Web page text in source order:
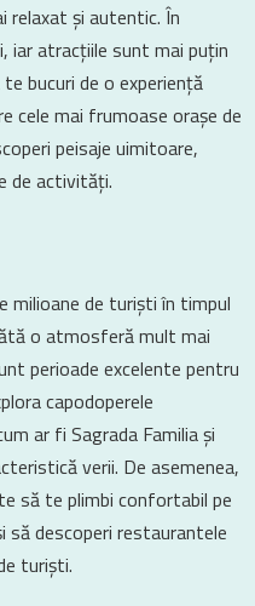
relaxat și autentic. În
iar atracțiile sunt mai puțin
bucuri de o experiență
cele mai frumoase orașe de
peisaje uimitoare,
de activități.
milioane de turiști în timpul
o atmosferă mult mai
perioade excelente pentru
capodoperele
ar fi Sagrada Familia și
verii. De asemenea,
să te plimbi confortabil pe
să descoperi restaurantele
turiști.